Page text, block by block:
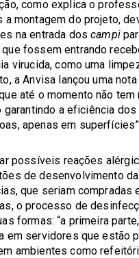
como explica o
a montagem do projeto,
na entrada doscampi
fossem entrando
virucida, como uma
a Anvisa lançou uma
até o momento não tem
a eficiência
apenas em
possíveis reações
de desenvolvimento
que seriam compradas
o processo de
formas: “a primeira
em servidores que estão
ambientes como